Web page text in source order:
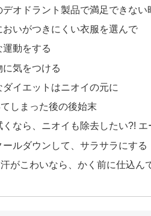
デオドラント製品で満足できな
おいがつきにくい衣服を選んで
運動をする
に気をつける
ダイエットはニオイの元に
しまった後の後始末
くなら、ニオイも除去したい?!
ールダウンして、サラサラにする
がこわいなら、かく前に仕込ん